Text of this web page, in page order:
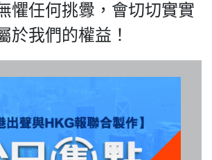
懼任何挑釁，會切切實實
於我們的權益！